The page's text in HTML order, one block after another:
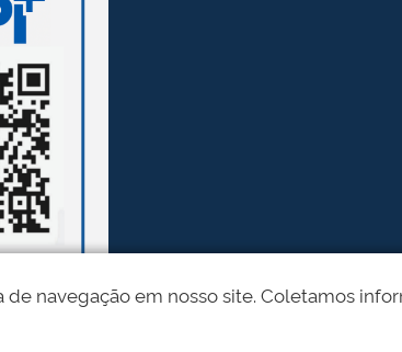
navegação em nosso site. Coletamos